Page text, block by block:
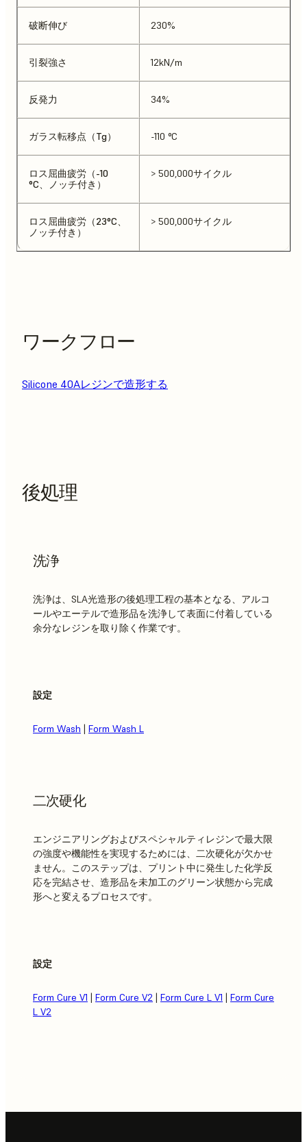
破断伸び 230%
引裂強さ 12kN/m
反発力 34%
ガラス転移点（Tg） -110 °C
ロス屈曲疲労（-10
°C、ノッチ付き）
> 500,000サイクル
ロス屈曲疲労（23°C、
ノッチ付き）
> 500,000サイクル
ワークフロー
Silicone 40Aレジンで造形する
後処理
洗浄
洗浄は、SLA光造形の後処理工程の基本となる、アルコ
ールやエーテルで造形品を洗浄して表面に付着している
余分なレジンを取り除く作業です。
設定
Form Wash | Form Wash L
二次硬化
エンジニアリングおよびスペシャルティレジンで最大限
の強度や機能性を実現するためには、二次硬化が欠かせ
ません。このステップは、プリント中に発生した化学反
応を完結させ、造形品を未加工のグリーン状態から完成
形へと変えるプロセスです。
設定
Form Cure V1 | Form Cure V2 | Form Cure L V1 | Form Cure
L V2